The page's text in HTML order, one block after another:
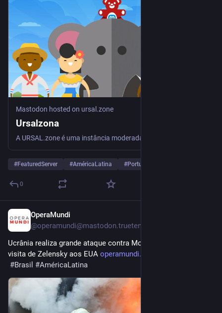
моделирование #самоорганизации
t.me/scilib_yura15cbx/852
Радио электроника радиотехника Radio electronics
журнал журналы периодика magazine periodicals
Радиолюбитель, Радио всем, Радиофронт HackSpace
Practical Wireless Elektronika dla Wszystkich
t.me/scilib_yura15cbx/851
журнал журналы периодика magazine periodicals
Радиолюбитель, Радио всем, Радиофронт HackSpace
Practical Wireless Elektronika dla Wszystkich
t.me/scilib_yura15cbx/849
Mastodon hosted on ursal.zone
Ursalzona
#FeaturedServer #AméricaLatina #Português
0
OperaMundi
@operamundi@mastodon.trueten.de
Ucrânia realiza grande ataque contra Moscou em meio à
visita de Zelensky aos EUA operamundi.uol.com.br/guerra-n
#Brasil #AméricaLatina